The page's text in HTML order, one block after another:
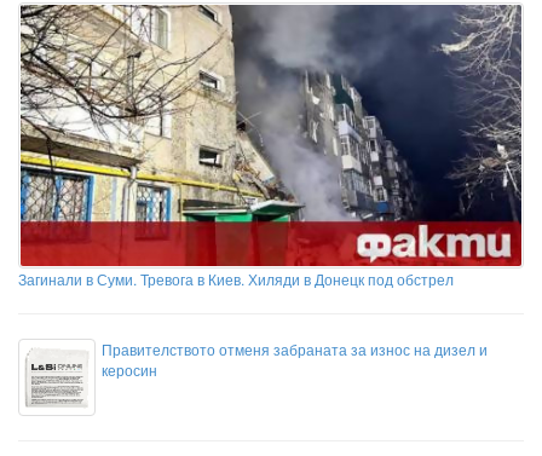
Загинали в Суми. Тревога в Киев. Хиляди в Донецк под обстрел
Правителството отменя забраната за износ на дизел и
керосин